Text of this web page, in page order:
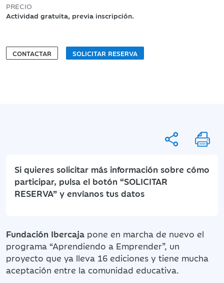
PRECIO
Actividad gratuita, previa inscripción.
CONTACTAR SOLICITAR RESERVA
Si quieres solicitar más información sobre cómo
participar, pulsa el botón “SOLICITAR
RESERVA” y envíanos tus datos
Fundación Ibercaja pone en marcha de nuevo el
programa “Aprendiendo a Emprender”, un
proyecto que ya lleva 16 ediciones y tiene mucha
aceptación entre la comunidad educativa.